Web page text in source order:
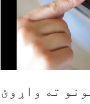
ته واړوئ